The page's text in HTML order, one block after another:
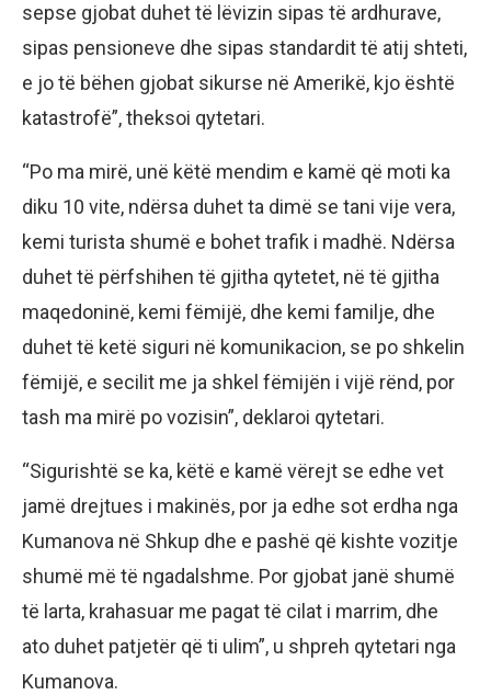
sepse gjobat duhet të lëvizin sipas të ardhurave,
sipas pensioneve dhe sipas standardit të atij shteti,
e jo të bëhen gjobat sikurse në Amerikë, kjo është
katastrofë”, theksoi qytetari.
“Po ma mirë, unë këtë mendim e kamë që moti ka
diku 10 vite, ndërsa duhet ta dimë se tani vije vera,
kemi turista shumë e bohet trafik i madhë. Ndërsa
duhet të përfshihen të gjitha qytetet, në të gjitha
maqedoninë, kemi fëmijë, dhe kemi familje, dhe
duhet të ketë siguri në komunikacion, se po shkelin
fëmijë, e secilit me ja shkel fëmijën i vijë rënd, por
tash ma mirë po vozisin”, deklaroi qytetari.
“Sigurishtë se ka, këtë e kamë vërejt se edhe vet
jamë drejtues i makinës, por ja edhe sot erdha nga
Kumanova në Shkup dhe e pashë që kishte vozitje
shumë më të ngadalshme. Por gjobat janë shumë
të larta, krahasuar me pagat të cilat i marrim, dhe
ato duhet patjetër që ti ulim”, u shpreh qytetari nga
Kumanova.